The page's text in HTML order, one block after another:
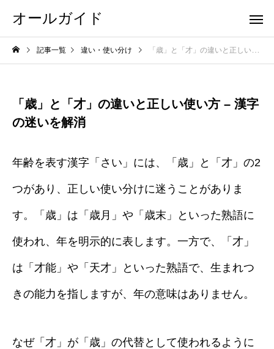
オールガイド
記事一覧 違い・使い分け 「歳」と「才」の違いと正しい使い方 – 漢字の迷いを解消
「歳」と「才」の違いと正しい使い方 – 漢字
の迷いを解消
年齢を表す漢字「さい」には、「歳」と「才」の2
つがあり、正しい使い分けに迷うことがありま
す。「歳」は「歳月」や「歳末」といった熟語に
使われ、年を明示的に表します。一方で、「才」
は「才能」や「天才」といった熟語で、生まれつ
きの能力を指しますが、年の意味はありません。
なぜ「才」が「歳」の代替として使われるように